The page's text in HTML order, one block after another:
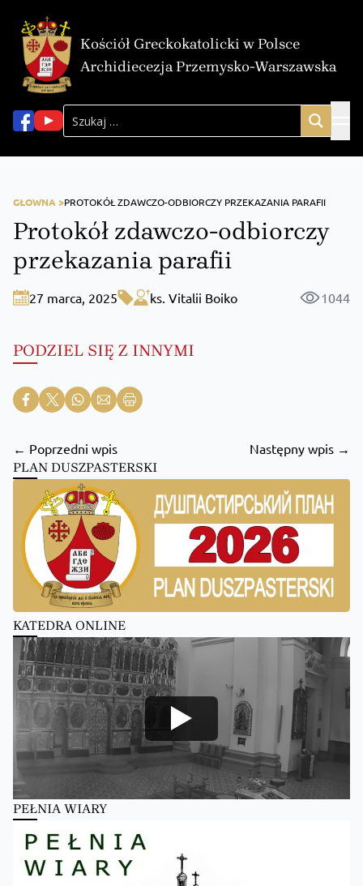
Kościół Greckokatolicki w Polsce
Archidiecezja Przemysko-Warszawska
GŁOWNA >PROTOKÓŁ ZDAWCZO-ODBIORCZY PRZEKAZANIA PARAFII
Protokół zdawczo-odbiorczy
przekazania parafii
27 marca, 2025 ks. Vitalii Boiko 1044
PODZIEL SIĘ Z INNYMI
← Poprzedni wpis Następny wpis →
PLAN DUSZPASTERSKI
KATEDRA ONLINE
PEŁNIA WIARY